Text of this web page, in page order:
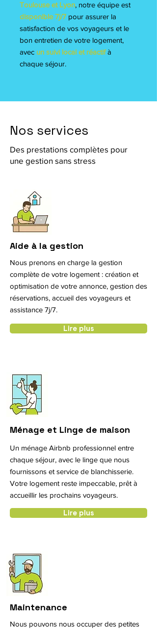
Toulouse et Lyon, notre équipe est
disponible 7j/7 pour assurer la
satisfaction de vos voyageurs et le
bon entretien de votre logement,
avec un suivi local et réactifà
chaque séjour.
Nos services
Des prestations complètes pour
une gestion sans stress
Aide à la gestion
Nous prenons en charge la gestion
complète de votre logement : création et
optimisation de votre annonce, gestion des
réservations, accueil des voyageurs et
assistance 7j/7.
Lire plus
Ménage et Linge de maison
Un ménage Airbnb professionnel entre
chaque séjour, avec le linge que nous
fournissons et service de blanchisserie.
Votre logement reste impeccable, prêt à
accueillir les prochains voyageurs.
Lire plus
Maintenance
Nous pouvons nous occuper des petites